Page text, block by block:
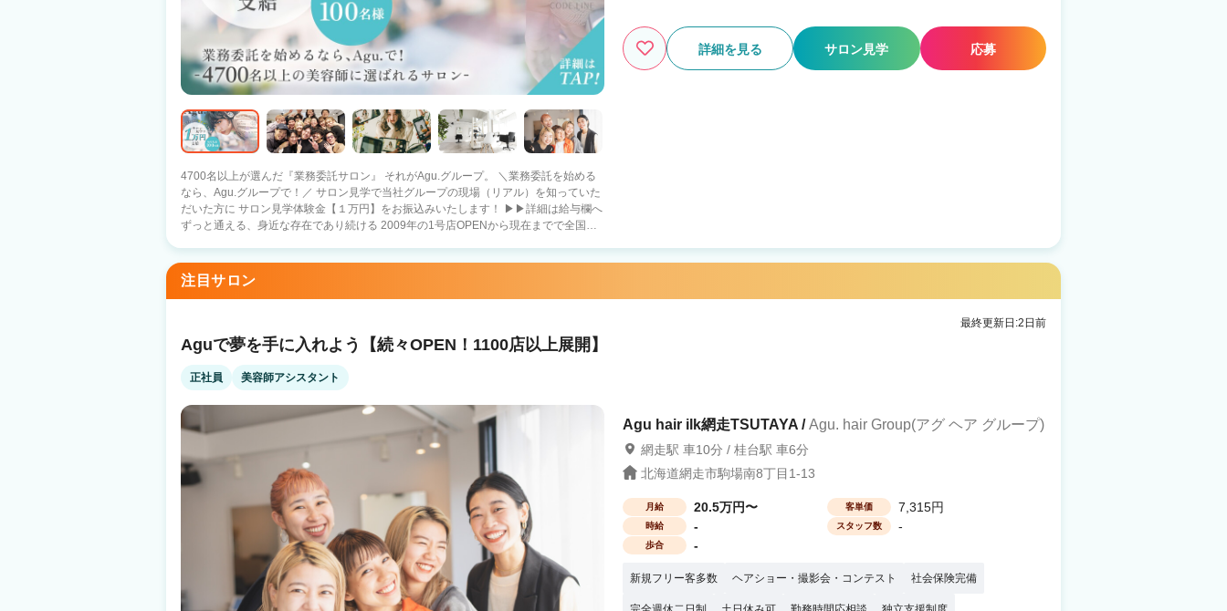
4700名以上が選んだ『業務委託サロン』 それがAgu.グループ。 ＼業務委託を始める
なら、Agu.グループで！／ サロン見学で当社グループの現場（リアル）を知っていた
だいた方に サロン見学体験金【１万円】をお振込みいたします！ ▶▶詳細は給与欄へ
ずっと通える、身近な存在であり続ける 2009年の1号店OPENから現在までで全国
もの予定に合わせて早上がり 仕事と家庭のバランスを重視 －休日重視・趣味に没頭－
好きな日に休んで、好きな時間に帰宅 10連休を取るスタッフも －二刀流－ フットサ
客は会社の本部が一括対応しているため、顧客0でも問題なく入客できます スタッフ
集客満足度94.4%！ Q.業務委託制度がよく分かっていないです… A.確定申告サポート
もあり、簡単・安全の独自システムを導入 何か困った時には税理士サポートもありま
す Q.病気やトラブルなど何かあった時の収入面って…? A.スタイリストケア制度をご
用意 （出産・育児・病気での休業にともなう保障や、結婚の応援金を支給）※一定条
件あり ☝だから安心！ 当社は2021年11月19日よりグロース市場へ上場 安心・安全の
上場企業サロン ※現時点で美容室経営企業での上場企業は『6社』のみ 報酬はすべて
日払いで【税込の売上】に対してお支払いなど まずは、サロン見学で当社グループの
『リアル』をぜひ知ってください！ あなたの“第一歩”を当社グループは応援していま
す。
詳細を見る サロン見学 応募
注目サロン
最終更新日:2日前
Aguで夢を手に入れよう【続々OPEN！1100店以上展開】
正社員 美容師アシスタント
Agu hair ilk網走TSUTAYA /Agu. hair Group(アグ ヘア グループ)
網走駅 車10分 / 桂台駅 車6分
北海道網走市駒場南8丁目1-13
月給 20.5万円〜 客単価 7,315円
時給 - スタッフ数 -
歩合 -
新規フリー客多数 ヘアショー・撮影会・コンテスト 社会保険完備